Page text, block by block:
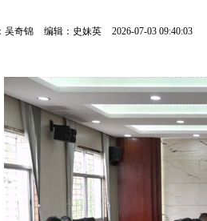
吴奇锦 编辑：史妹英 2026-07-03 09:40:03